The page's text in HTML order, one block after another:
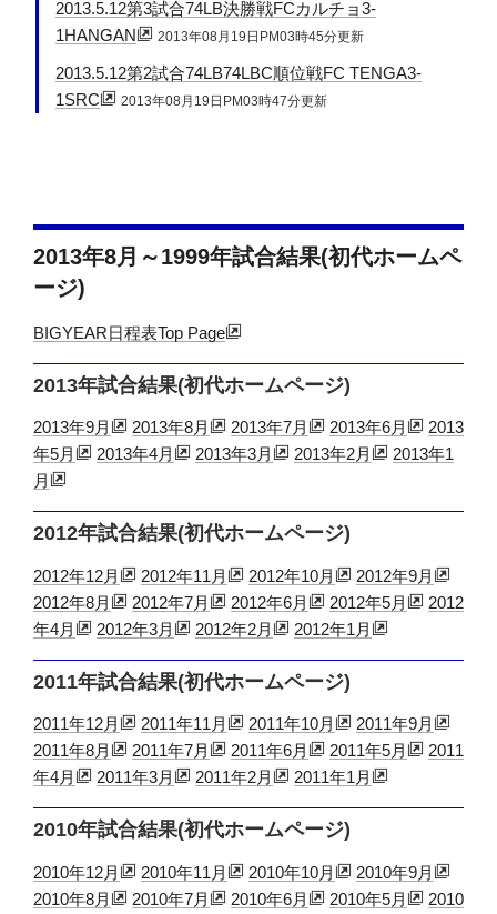
2013.5.12第3試合74LB決勝戦FCカルチョ3-
1HANGAN
2013年08月19日PM03時45分更新
2013.5.12第2試合74LB74LBC順位戦FC TENGA3-
1SRC
2013年08月19日PM03時47分更新
2013年8月～1999年試合結果(初代ホームペ
ージ)
BIGYEAR日程表Top Page
2013年試合結果(初代ホームページ)
2013年9月 2013年8月 2013年7月 2013年6月
2013
年5月
2013年4月 2013年3月 2013年2月
2013年1
月
2012年試合結果(初代ホームページ)
2012年12月 2012年11月 2012年10月
2012年9月
2012年8月
2012年7月 2012年6月 2012年5月
2012
年4月
2012年3月 2012年2月 2012年1月
2011年試合結果(初代ホームページ)
2011年12月 2011年11月 2011年10月
2011年9月
2011年8月
2011年7月 2011年6月 2011年5月
2011
年4月
2011年3月 2011年2月 2011年1月
2010年試合結果(初代ホームページ)
2010年12月 2010年11月 2010年10月
2010年9月
2010年8月
2010年7月 2010年6月 2010年5月
2010